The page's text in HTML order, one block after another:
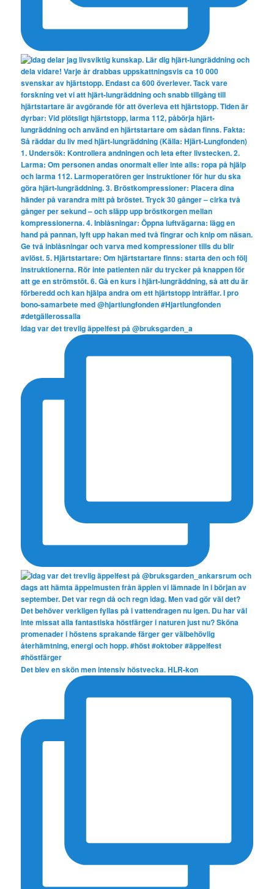
Idag var det trevlig äppelfest på @bruksgarden_a
Det blev en skön men intensiv höstvecka. HLR-kon